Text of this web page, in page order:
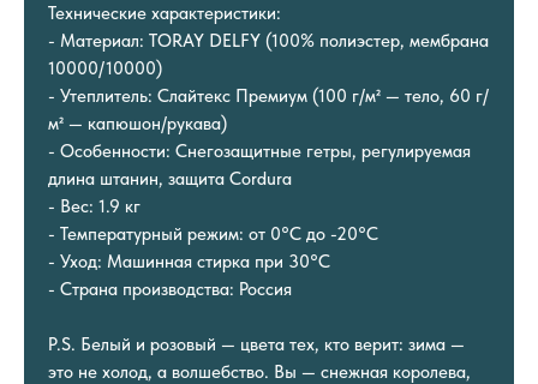
Технические характеристики:
- Материал: TORAY DELFY (100% полиэстер, мембрана
10000/10000)
- Утеплитель: Слайтекс Премиум (100 г/м² — тело, 60 г/
м² — капюшон/рукава)
- Особенности: Снегозащитные гетры, регулируемая
длина штанин, защита Cordura
- Вес: 1.9 кг
- Температурный режим: от 0°C до -20°C
- Уход: Машинная стирка при 30°C
- Страна производства: Россия
P.S. Белый и розовый — цвета тех, кто верит: зима —
это не холод, а волшебство. Вы — снежная королева,